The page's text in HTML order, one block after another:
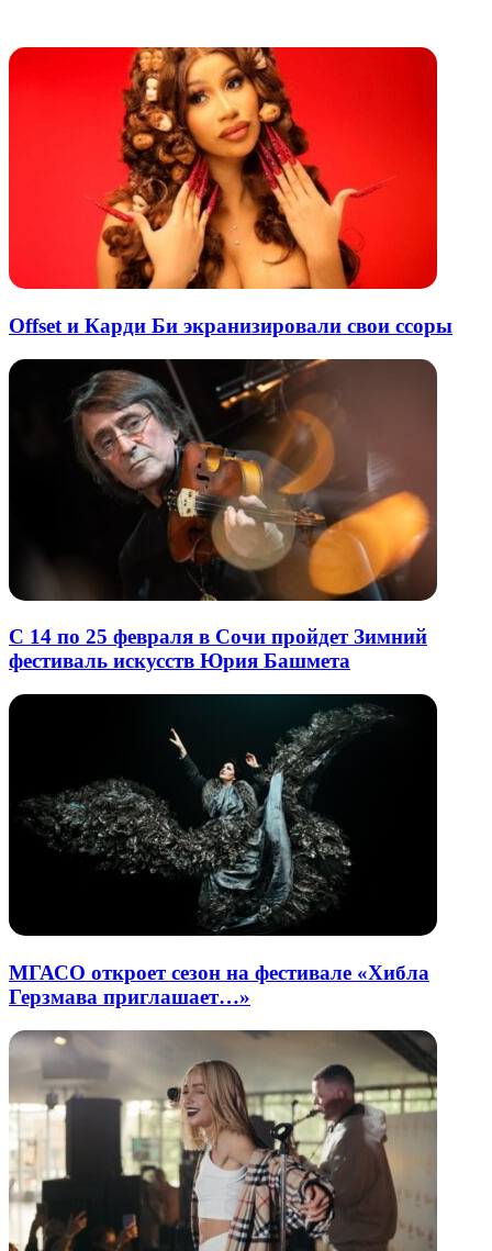
Offset и Карди Би экранизировали свои ссоры
С 14 по 25 февраля в Сочи пройдет Зимний
фестиваль искусств Юрия Башмета
МГАСО откроет сезон на фестивале «Хибла
Герзмава приглашает…»